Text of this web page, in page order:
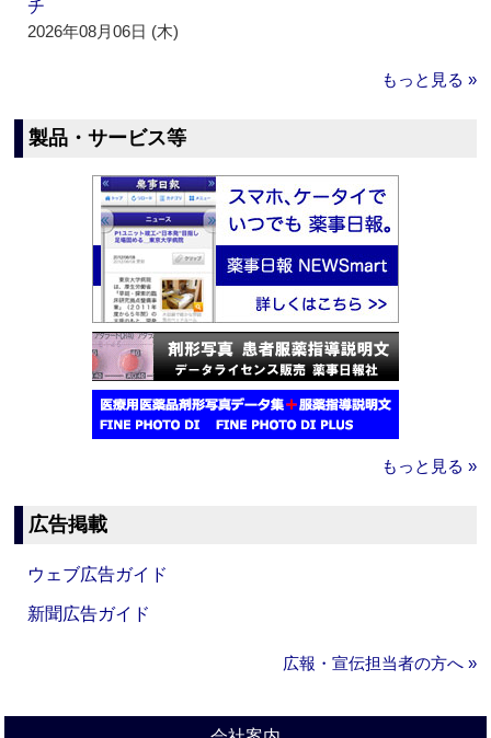
チ
2026年08月06日 (木)
もっと見る »
製品・サービス等
もっと見る »
広告掲載
ウェブ広告ガイド
新聞広告ガイド
広報・宣伝担当者の方へ »